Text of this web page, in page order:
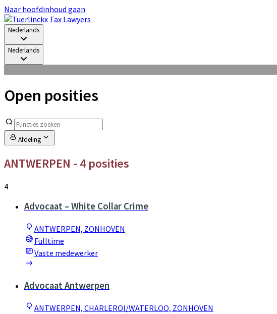
Naar hoofdinhoud gaan
Nederlands
Nederlands
Open posities
Afdeling
ANTWERPEN - 4 posities
4
Advocaat – White Collar Crime
ANTWERPEN, ZONHOVEN
Fulltime
Vaste medewerker
Advocaat Antwerpen
ANTWERPEN, CHARLEROI/WATERLOO, ZONHOVEN